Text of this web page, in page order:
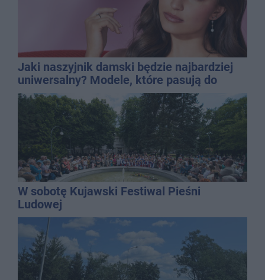
Jaki naszyjnik damski będzie najbardziej
uniwersalny? Modele, które pasują do
wielu stylizacji
W sobotę Kujawski Festiwal Pieśni
Ludowej